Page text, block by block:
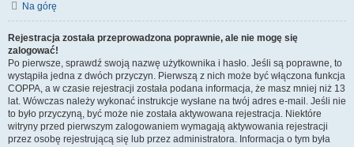
Na górę
Rejestracja została przeprowadzona poprawnie, ale nie mogę się
zalogować!
Po pierwsze, sprawdź swoją nazwę użytkownika i hasło. Jeśli są poprawne, to
wystąpiła jedna z dwóch przyczyn. Pierwszą z nich może być włączona funkcja
COPPA, a w czasie rejestracji została podana informacja, że masz mniej niż 13
lat. Wówczas należy wykonać instrukcje wysłane na twój adres e-mail. Jeśli nie
to było przyczyną, być może nie została aktywowana rejestracja. Niektóre
witryny przed pierwszym zalogowaniem wymagają aktywowania rejestracji
przez osobę rejestrującą się lub przez administratora. Informacja o tym była